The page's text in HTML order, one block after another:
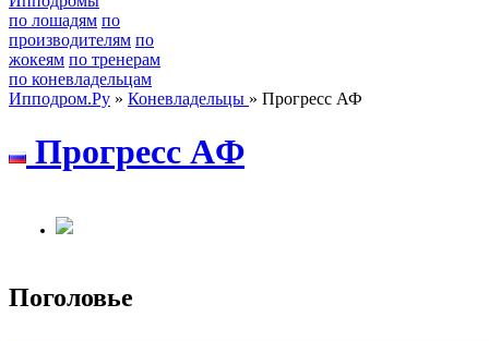
по лошадям по
производителям по
жокеям по тренерам
по коневладельцам
Ипподром.Ру » Коневладельцы » Прогресс АФ
Прогрeсс AФ
Поголовье